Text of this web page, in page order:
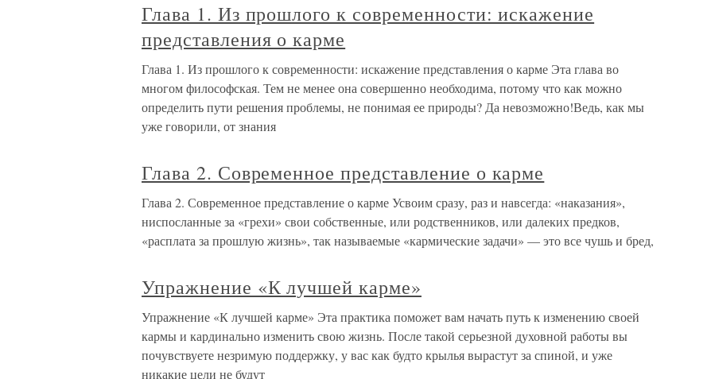
Глава 1. Из прошлого к современности: искажение
представления о карме
Глава 1. Из прошлого к современности: искажение представления о карме Эта глава во
многом философская. Тем не менее она совершенно необходима, потому что как можно
определить пути решения проблемы, не понимая ее природы? Да невозможно!Ведь, как мы
уже говорили, от знания
Глава 2. Современное представление о карме
Глава 2. Современное представление о карме Усвоим сразу, раз и навсегда: «наказания»,
ниспосланные за «грехи» свои собственные, или родственников, или далеких предков,
«расплата за прошлую жизнь», так называемые «кармические задачи» — это все чушь и бред,
Упражнение «К лучшей карме»
Упражнение «К лучшей карме» Эта практика поможет вам начать путь к изменению своей
кармы и кардинально изменить свою жизнь. После такой серьезной духовной работы вы
почувствуете незримую поддержку, у вас как будто крылья вырастут за спиной, и уже
никакие цели не будут